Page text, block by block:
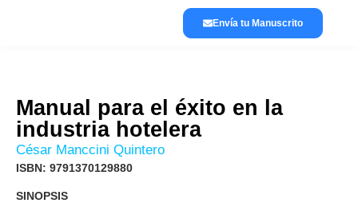
Envía tu Manuscrito
Manual para el éxito en la
industria hotelera
César Manccini Quintero
ISBN: 9791370129880
SINOPSIS